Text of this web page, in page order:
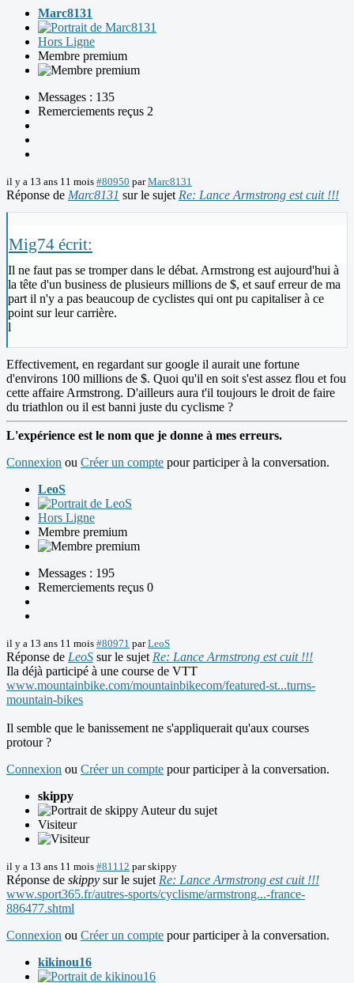
Marc8131
Hors Ligne
Membre premium
Messages : 135
Remerciements reçus 2
il y a 13 ans 11 mois #80950 parMarc8131
Réponse de Marc8131 sur le sujet Re: Lance Armstrong est cuit !!!
Mig74 écrit:
Il ne faut pas se tromper dans le débat. Armstrong est aujourd'hui à
la tête d'un business de plusieurs millions de $, et sauf erreur de ma
part il n'y a pas beaucoup de cyclistes qui ont pu capitaliser à ce
point sur leur carrière.
l
Effectivement, en regardant sur google il aurait une fortune
d'environs 100 millions de $. Quoi qu'il en soit s'est assez flou et fou
cette affaire Armstrong. D'ailleurs aura t'il toujours le droit de faire
du triathlon ou il est banni juste du cyclisme ?
L'expérience est le nom que je donne à mes erreurs.
Connexion ou Créer un compte pour participer à la conversation.
LeoS
Hors Ligne
Membre premium
Messages : 195
Remerciements reçus 0
il y a 13 ans 11 mois #80971 parLeoS
Réponse de LeoS sur le sujet Re: Lance Armstrong est cuit !!!
Ila déjà participé à une course de VTT
www.mountainbike.com/mountainbikecom/featured-st...turns-
mountain-bikes
Il semble que le banissement ne s'appliquerait qu'aux courses
protour ?
Connexion ou Créer un compte pour participer à la conversation.
skippy
Auteur du sujet
Visiteur
il y a 13 ans 11 mois #81112 parskippy
Réponse de skippy sur le sujet Re: Lance Armstrong est cuit !!!
www.sport365.fr/autres-sports/cyclisme/armstrong...-france-
886477.shtml
Connexion ou Créer un compte pour participer à la conversation.
kikinou16